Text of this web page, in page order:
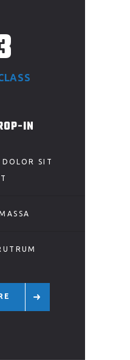
IN
DOLOR SIT